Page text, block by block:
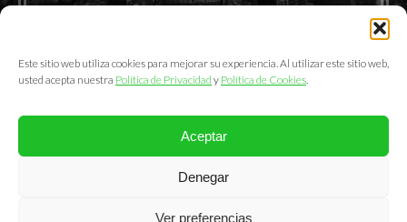
Este sitio web utiliza cookies para mejorar su experiencia. Al utilizar este sitio web,
usted acepta nuestra Política de Privacidad y Política de Cookies.
Aceptar
Denegar
Ver preferencias
@2025. LemonGrass Communications S.L.